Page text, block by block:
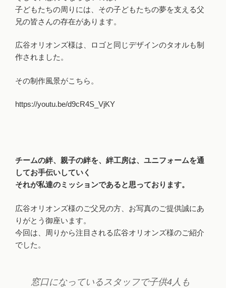
子どもたちの周りには、その子どもたちの夢を支える父
兄の皆さんの存在があります。
広谷オリオンズ様は、ロゴと同じデザインのタオルも制
作されました。
その制作風景がこちら。
https://youtu.be/d9cR4S_VjKY
チームの絆、親子の絆を、絆工房は、ユニフォームを通
してお手伝いしていく
それが私達のミッションであると思っております。
広谷オリオンズ様のご父兄の方、お写真のご提供誠にあ
りがとう御座います。
今回は、周りから注目される広谷オリオンズ様のご紹介
でした。
窓口になっているスタッフで子供4人も